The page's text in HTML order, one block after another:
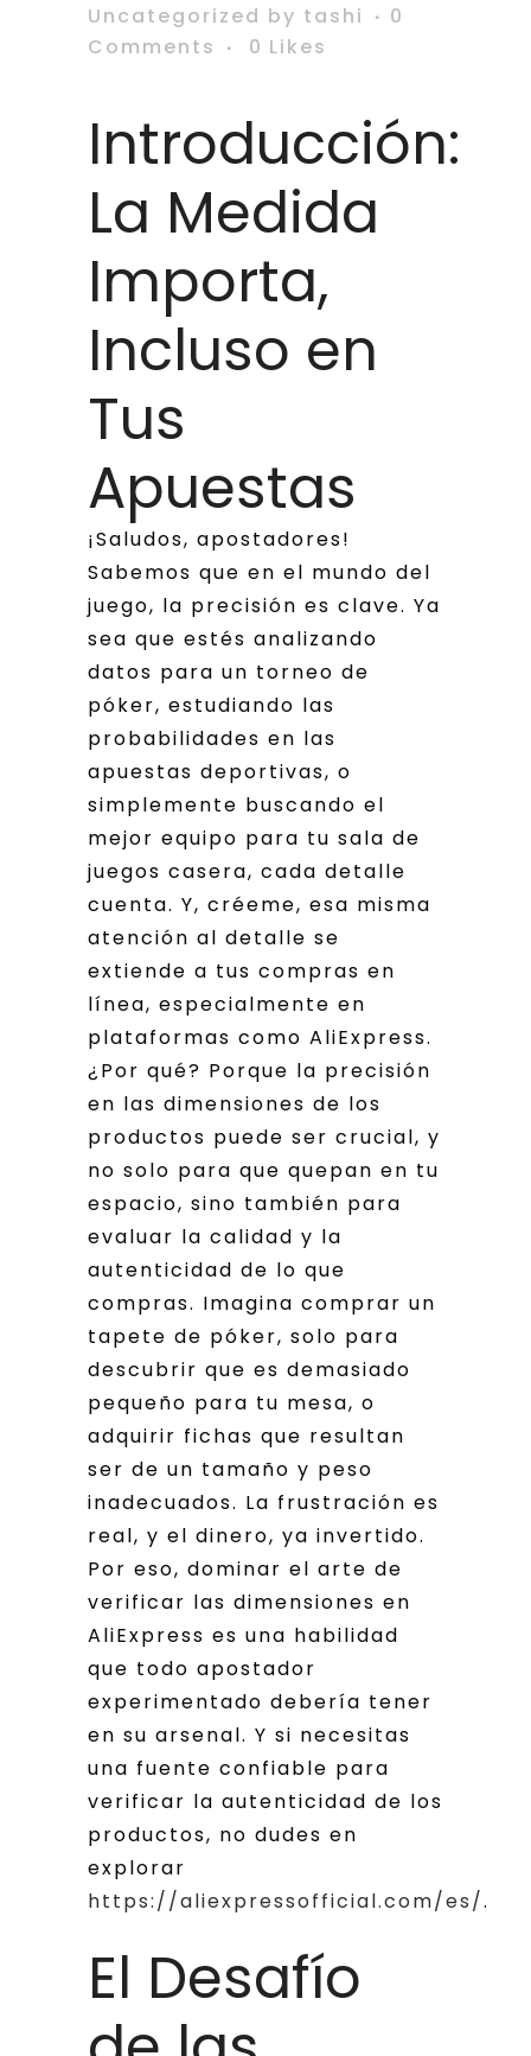
Uncategorized by tashi
0
Comments
0 Likes
Introducción:
La Medida
Importa,
Incluso en
Tus
Apuestas
¡Saludos, apostadores!
Sabemos que en el mundo del
juego, la precisión es clave. Ya
sea que estés analizando
datos para un torneo de
póker, estudiando las
probabilidades en las
apuestas deportivas, o
simplemente buscando el
mejor equipo para tu sala de
juegos casera, cada detalle
cuenta. Y, créeme, esa misma
atención al detalle se
extiende a tus compras en
línea, especialmente en
plataformas como AliExpress.
¿Por qué? Porque la precisión
en las dimensiones de los
productos puede ser crucial, y
no solo para que quepan en tu
espacio, sino también para
evaluar la calidad y la
autenticidad de lo que
compras. Imagina comprar un
tapete de póker, solo para
descubrir que es demasiado
pequeño para tu mesa, o
adquirir fichas que resultan
ser de un tamaño y peso
inadecuados. La frustración es
real, y el dinero, ya invertido.
Por eso, dominar el arte de
verificar las dimensiones en
AliExpress es una habilidad
que todo apostador
experimentado debería tener
en su arsenal. Y si necesitas
una fuente confiable para
verificar la autenticidad de los
productos, no dudes en
explorar
https://aliexpressofficial.com/es/.
El Desafío